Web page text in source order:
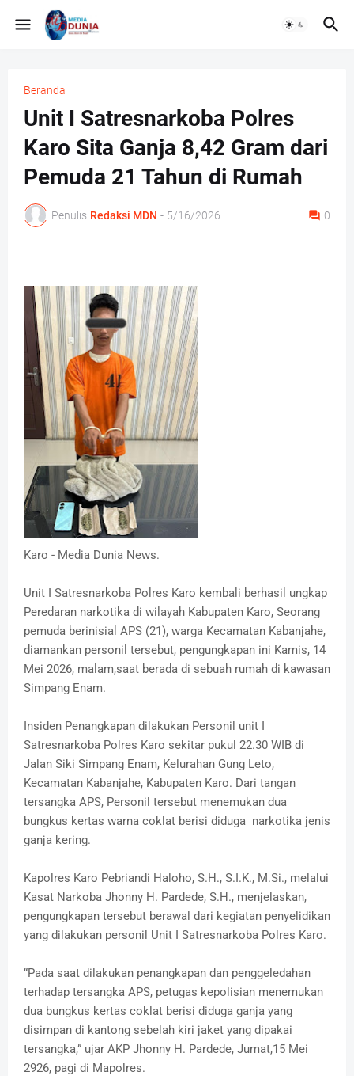
Beranda
Unit I Satresnarkoba Polres
Karo Sita Ganja 8,42 Gram dari
Pemuda 21 Tahun di Rumah
Penulis Redaksi MDN - 5/16/2026 0
Karo - Media Dunia News.
Unit I Satresnarkoba Polres Karo kembali berhasil ungkap
Peredaran narkotika di wilayah Kabupaten Karo, Seorang
pemuda berinisial APS (21), warga Kecamatan Kabanjahe,
diamankan personil tersebut, pengungkapan ini Kamis, 14
Mei 2026, malam,saat berada di sebuah rumah di kawasan
Simpang Enam.
Insiden Penangkapan dilakukan Personil unit I
Satresnarkoba Polres Karo sekitar pukul 22.30 WIB di
Jalan Siki Simpang Enam, Kelurahan Gung Leto,
Kecamatan Kabanjahe, Kabupaten Karo. Dari tangan
tersangka APS, Personil tersebut menemukan dua
bungkus kertas warna coklat berisi diduga narkotika jenis
ganja kering.
Kapolres Karo Pebriandi Haloho, S.H., S.I.K., M.Si., melalui
Kasat Narkoba Jhonny H. Pardede, S.H., menjelaskan,
pengungkapan tersebut berawal dari kegiatan penyelidikan
yang dilakukan personil Unit I Satresnarkoba Polres Karo.
“Pada saat dilakukan penangkapan dan penggeledahan
terhadap tersangka APS, petugas kepolisian menemukan
dua bungkus kertas coklat berisi diduga ganja yang
disimpan di kantong sebelah kiri jaket yang dipakai
tersangka,” ujar AKP Jhonny H. Pardede, Jumat,15 Mei
2926, pagi di Mapolres.